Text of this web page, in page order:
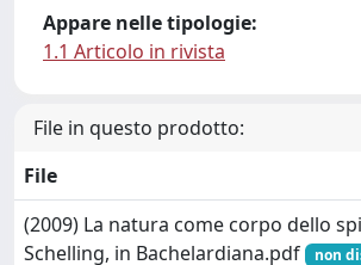
Appare nelle tipologie:
1.1 Articolo in rivista
File in questo prodotto:
File
(2009) La natura come corpo dello
Schelling, in Bachelardiana.pdf
non